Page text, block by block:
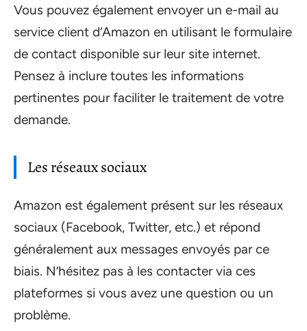
Vous pouvez également envoyer un e-mail au
service client d’Amazon en utilisant le formulaire
de contact disponible sur leur site internet.
Pensez à inclure toutes les informations
pertinentes pour faciliter le traitement de votre
demande.
Les réseaux sociaux
Amazon est également présent sur les réseaux
sociaux (Facebook, Twitter, etc.) et répond
généralement aux messages envoyés par ce
biais. N’hésitez pas à les contacter via ces
plateformes si vous avez une question ou un
problème.